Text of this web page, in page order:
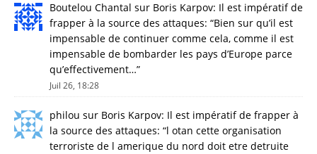
Boutelou Chantal sur Boris Karpov: Il est impératif de
frapper à la source des attaques: “Bien sur qu’il est
impensable de continuer comme cela, comme il est
impensable de bombarder les pays d’Europe parce
qu’effectivement…”
Juil 26, 18:28
philou sur Boris Karpov: Il est impératif de frapper à
la source des attaques: “l otan cette organisation
terroriste de l amerique du nord doit etre detruite